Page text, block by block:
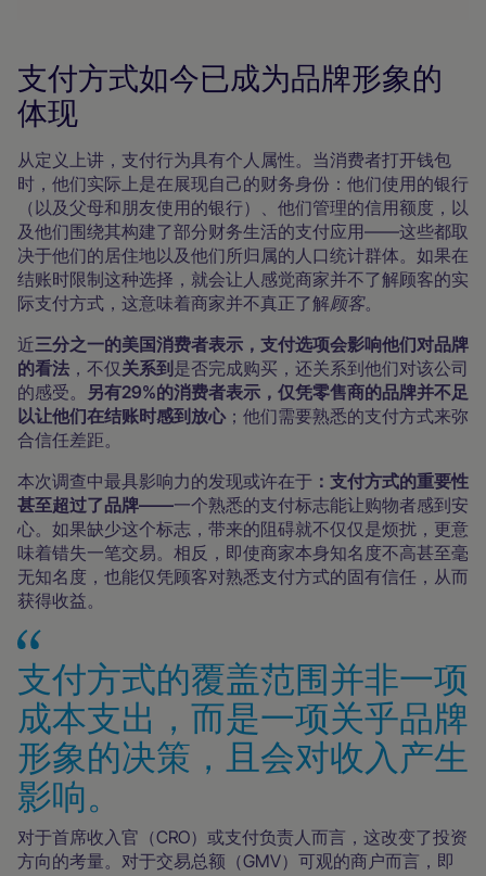
支付方式如今已成为品牌形象的
体现
从定义上讲，支付行为具有个人属性。当消费者打开钱包
时，他们实际上是在展现自己的财务身份：他们使用的银行
（以及父母和朋友使用的银行）、他们管理的信用额度，以
及他们围绕其构建了部分财务生活的支付应用——这些都取
决于他们的居住地以及他们所归属的人口统计群体。如果在
结账时限制这种选择，就会让人感觉商家并不了解顾客的实
际支付方式，这意味着商家并不真正了解顾客。
近三分之一的美国消费者表示，支付选项会影响他们对品牌
的看法 ，不仅关系到是否完成购买，还关系到他们对该公司
的感受。 另有29%的消费者表示，仅凭零售商的品牌并不足
以让他们在结账时感到放心；他们需要熟悉的支付方式来弥
合信任差距。
本次调查中最具影响力的发现或许在于 ：支付方式的重要性
甚至超过了品牌——一个熟悉的支付标志能让购物者感到安
心。如果缺少这个标志，带来的阻碍就不仅仅是烦扰，更意
味着错失一笔交易。相反，即使商家本身知名度不高甚至毫
无知名度，也能仅凭顾客对熟悉支付方式的固有信任，从而
获得收益。
支付方式的覆盖范围并非一项
成本支出，而是一项关乎品牌
形象的决策，且会对收入产生
影响。
对于首席收入官（CRO）或支付负责人而言，这改变了投资
方向的考量。对于交易总额（GMV）可观的商户而言，即